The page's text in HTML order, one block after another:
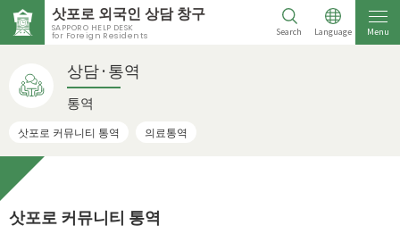
삿포로 외국인 상담 창구
SAPPORO HELP DESK
for Foreign Residents Search Language Menu
상담·통역
통역
삿포로 커뮤니티 통역 의료통역
삿포로 커뮤니티 통역